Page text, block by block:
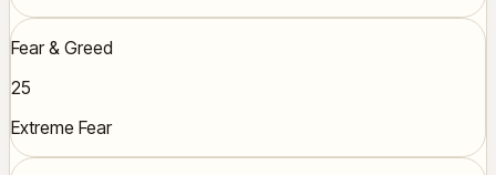
Fear & Greed
25
Extreme Fear